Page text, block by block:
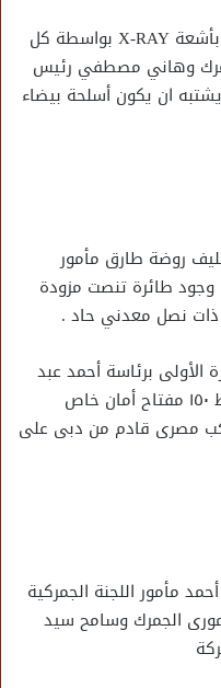
وتم تمرير حقائبة علي جهاز الفحص بأشعة X-RAY بواسطة كل
وهاني مصطفي رئيس
ان يكون أسلحة بيضاء
روضة طارق مأمور
وجود طائرة تنصت مزودة
الأولى برئاسة أحمد عبد
الفتاح طه مدير الجمرك حيث تم ضبط ١٥٠ مفتاح أمان خاص
مصرى قادم من دبى على
مأمور اللجنة الجمركية
الجمرك وسامح سيد